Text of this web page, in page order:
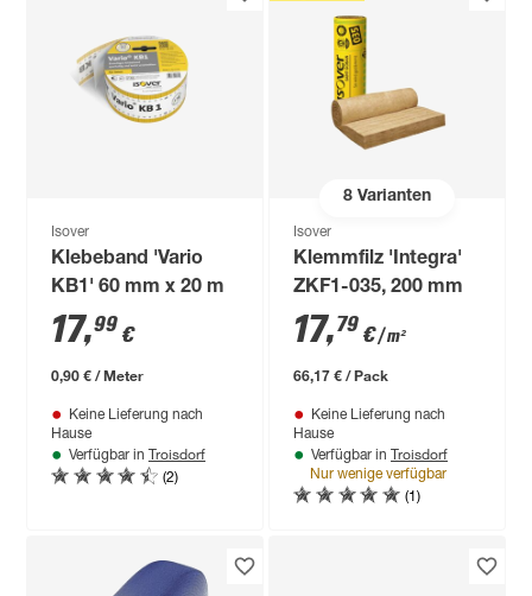
Isover
Klebeband 'Vario
KB1' 60 mm x 20 m
17,99 €
0,90 € / Meter
Keine Lieferung nach
Hause
Verfügbar in Troisdorf
(2)
8Varianten
Isover
Klemmfilz 'Integra'
ZKF1-035, 200 mm
17,79 €/ m²
66,17 € / Pack
Keine Lieferung nach
Hause
Verfügbar in Troisdorf
Nur wenige verfügbar
(1)